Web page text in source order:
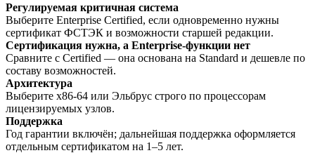
Регулируемая критичная система
Выберите Enterprise Certified, если одновременно нужны
сертификат ФСТЭК и возможности старшей редакции.
Сертификация нужна, а Enterprise-функции нет
Сравните с Certified — она основана на Standard и дешевле по
составу возможностей.
Архитектура
Выберите x86-64 или Эльбрус строго по процессорам
лицензируемых узлов.
Поддержка
Год гарантии включён; дальнейшая поддержка оформляется
отдельным сертификатом на 1–5 лет.